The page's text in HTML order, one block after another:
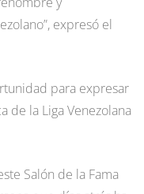
expresó el
para expresar
de la Liga Venezolana
Salón de la Fama